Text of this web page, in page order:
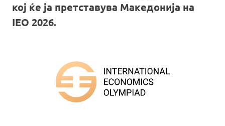
кој ќе ја претставува Македонија на
IEO 2026.